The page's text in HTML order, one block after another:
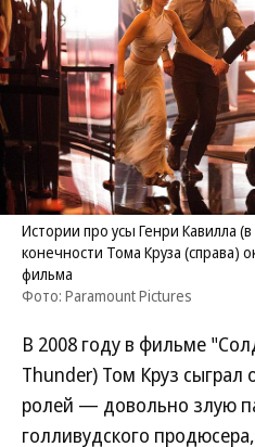
Истории про усы Генри Кавилла
конечности Тома Круза (справа)
фильма
Фото: Paramount Pictures
В 2008 году в фильме
Thunder) Том Круз сыграл
ролей — довольно злую
голливудского